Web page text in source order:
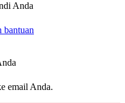
Anda
bantuan
email Anda.